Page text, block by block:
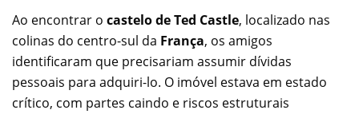
Ao encontrar o castelo de Ted Castle, localizado nas
colinas do centro-sul da França, os amigos
identificaram que precisariam assumir dívidas
pessoais para adquiri-lo. O imóvel estava em estado
crítico, com partes caindo e riscos estruturais